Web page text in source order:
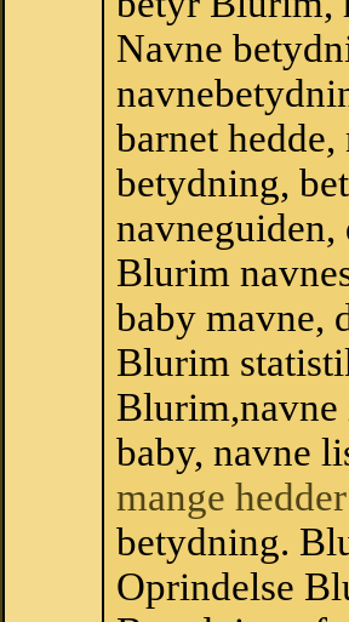
Navne
barnet
betydning,
navneguiden,
Blurim
baby mavne,
Blurim
Blurim,navne
baby, navne
mange hedder
betydning.
Oprindelse